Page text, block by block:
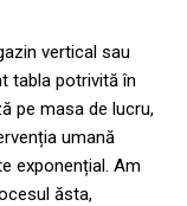
vertical sau
tabla potrivită în
pe masa de lucru,
umană
exponențial. Am
ăsta,